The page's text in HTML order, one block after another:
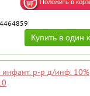
4464859
р-р д/инф. 10%